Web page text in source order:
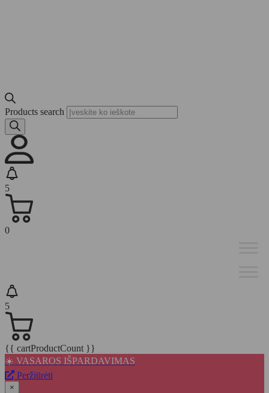
Products search
5
0
5
{{ cartProductCount }}
☀️ VASAROS IŠPARDAVIMAS
Peržiūrėti
×